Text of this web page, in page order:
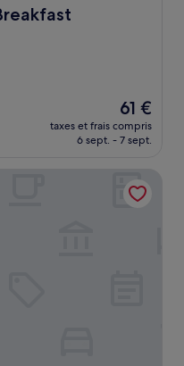
Le
nouveau
prix
de
61 €
61 €
taxes et frais compris
6 sept. - 7 sept.